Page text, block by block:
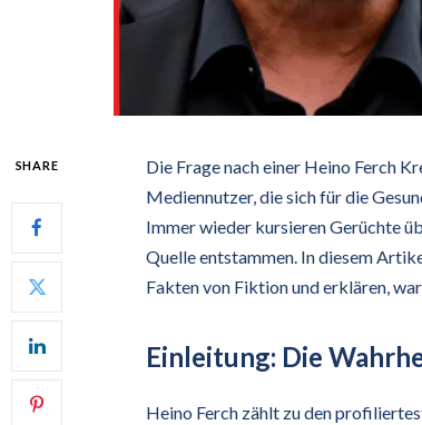
SHARE
Die Frage nach einer Heino Ferch
Mediennutzer, die sich für die
Immer wieder kursieren Gerüchte
Quelle entstammen. In diesem
Fakten von Fiktion und erklären,
Einleitung: Die
Heino Ferch zählt zu den